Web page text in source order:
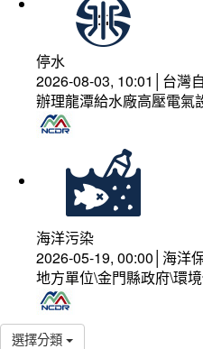
停水
2026-08-03, 10:01│台灣
辦理龍潭給水廠高壓電氣
海洋污染
2026-05-19, 00:00│海洋
地方單位\金門縣政府\環
選擇分類